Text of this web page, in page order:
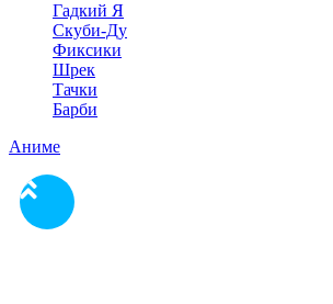
Гадкий Я
Скуби-Ду
Фиксики
Шрек
Тачки
Барби
Аниме